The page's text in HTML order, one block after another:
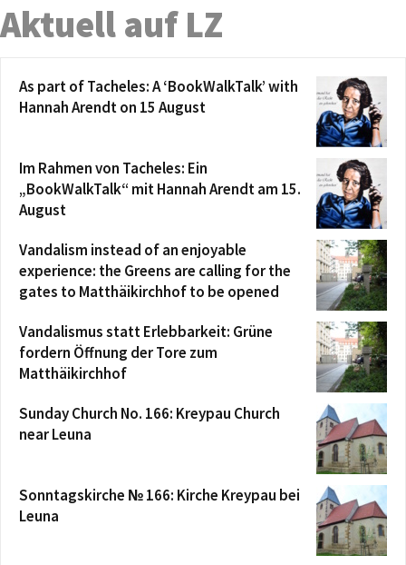
Aktuell auf LZ
As part of Tacheles: A ‘BookWalkTalk’ with
Hannah Arendt on 15 August
Im Rahmen von Tacheles: Ein
„BookWalkTalk“ mit Hannah Arendt am 15.
August
Vandalism instead of an enjoyable
experience: the Greens are calling for the
gates to Matthäikirchhof to be opened
Vandalismus statt Erlebbarkeit: Grüne
fordern Öffnung der Tore zum
Matthäikirchhof
Sunday Church No. 166: Kreypau Church
near Leuna
Sonntagskirche № 166: Kirche Kreypau bei
Leuna